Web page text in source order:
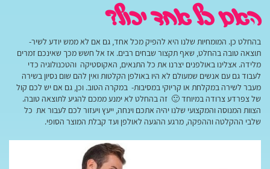
האם כל אחד יכול?
בהחלט כן. המומחיות שלנו היא להפיק מכל אחד, גם אם לא ממש יודע לשיר-
תוצאה טובה בהחלט, שאף תקצור שבחים רבים. אז אל חשש מכך שאינכם זמרים
מלידה. אצלינו באולפנים יצרנו את כל התנאים, האקוסטיקה והטכנולוגיה כדי
לעבוד גם עם אנשים שמעולם לא היו באולפן הקלטות ואין להם שום נסיון בשירה
מעבר לשירה במקלחת או קריוקי במסיבות- במקרה הטוב. וכן, גם אם יש לכם קול
של צפרדע צרודה במיוחד 🙂 זה בהחלט לא ימנע ממכם להגיע לתוצאה טובה.
הצוות המנוסה והמקצועי שלנו יהיה אתכם וינחה, ייעץ ויעזור לכם לעבור את כל
שלבי ההקלטה וההפקה, מרגע ההגעה לאולפן ועד קבלת המוצר הסופי.